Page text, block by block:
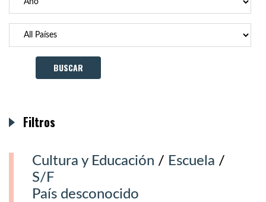
Cultura y Educación / Escuela /
S/F
País desconocido
Filtros